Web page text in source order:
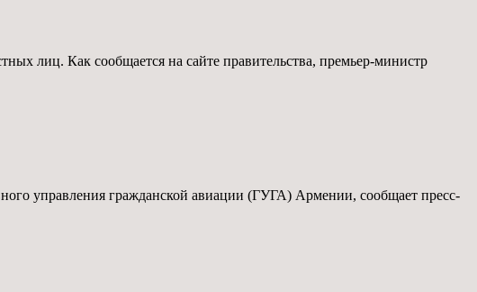
лиц. Как сообщается на сайте правительства, премьер-министр
управления гражданской авиации (ГУГА) Армении, сообщает пресс-